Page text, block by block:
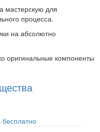
мастерскую для
процесса.
на абсолютно
оригинальные компоненты
бесплатно